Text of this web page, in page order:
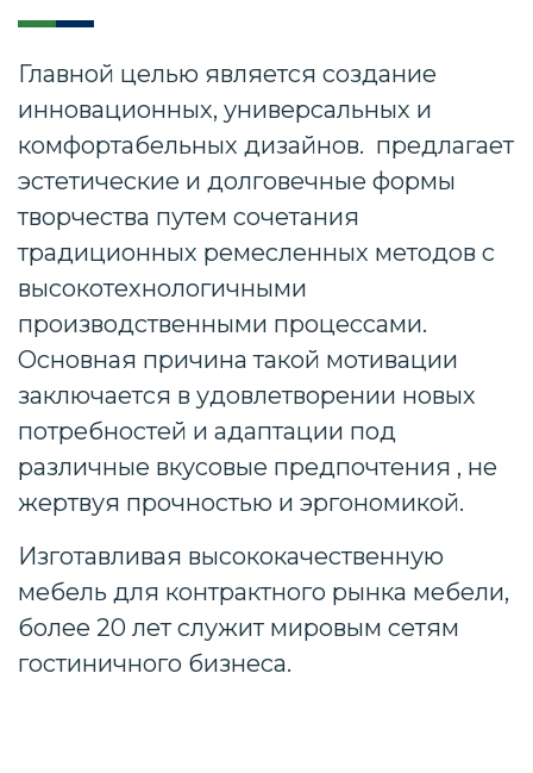
Главной целью является создание
инновационных, универсальных и
комфортабельных дизайнов. предлагает
эстетические и долговечные формы
творчества путем сочетания
традиционных ремесленных методов с
высокотехнологичными
производственными процессами.
Основная причина такой мотивации
заключается в удовлетворении новых
потребностей и адаптации под
различные вкусовые предпочтения , не
жертвуя прочностью и эргономикой.
Изготавливая высококачественную
мебель для контрактного рынка мебели,
более 20 лет служит мировым сетям
гостиничного бизнеса.